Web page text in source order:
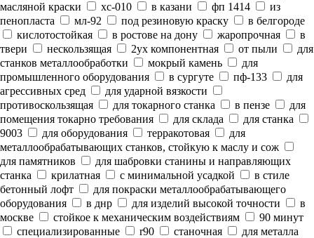
масляной краски
хс-010 в казани фп 1414
из
пенопласта
мл-92 под резиновую краску
в белгороде
кислотостойкая
в ростове на дону жаропрочная
в
твери
нескользящая 2ух компонентная от пыли
для
станков металлообработки
мокрый камень
для
промышленного оборудования
в сургуте пф-133
для
агрессивных сред
для ударной вязкости
противоскользящая
для токарного станка в пензе
для
помещения токарно требования
для склада
для станка
9003
для оборудования терракотовая
для
металлообрабатывающих станков, стойкую к маслу и сож
для памятников
для шабровки станины и направляющих
станка
крилатная с минимальной усадкой
в стиле
бетонный лофт
для покраски металлообрабатывающего
оборудования
в днр для изделий высокой точности
в
москве
стойкое к механическим воздействиям
90 минут
специализированные
r90 станочная
для металла